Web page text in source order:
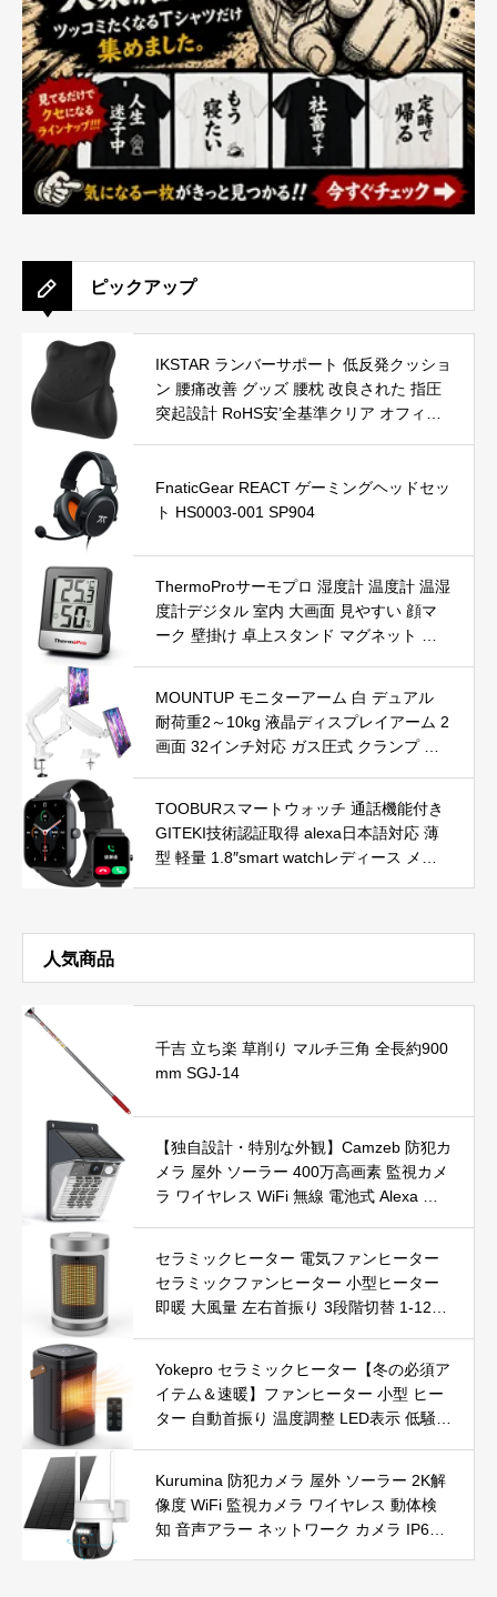
ピックアップ
IKSTAR ランバーサポート 低反発クッショ
ン 腰痛改善 グッズ 腰枕 改良された 指圧
突起設計 RoHS安’全基準クリア オフィス
FnaticGear REACT ゲーミングヘッドセッ
ト HS0003-001 SP904
ThermoProサーモプロ 湿度計 温度計 温湿
度計デジタル 室内 大画面 見やすい 顔マ
ーク 壁掛け 卓上スタンド マグネット ブ
MOUNTUP モニターアーム 白 デュアル
耐荷重2～10kg 液晶ディスプレイアーム 2
画面 32インチ対応 ガス圧式 クランプ グ
7
TOOBURスマートウォッチ 通話機能付き
GITEKI技術認証取得 alexa日本語対応 薄
型 軽量 1.8″smart watchレディース メン
録 腕時計デジタル ストレス 睡眠管理 ア
度調整 リモート撮影 音楽制御 長時間バッ
テリー持ち
人気商品
千吉 立ち楽 草削り マルチ三角 全長約900
mm SGJ-14
【独自設計・特別な外観】Camzeb 防犯カ
メラ 屋外 ソーラー 400万高画素 監視カメ
ラ ワイヤレス WiFi 無線 電池式 Alexa 赤
録画 IP66防水 遠隔操作
セラミックヒーター 電気ファンヒーター
セラミックファンヒーター 小型ヒーター
即暖 大風量 左右首振り 3段階切替 1-12時
SE認証済 暖房器具
Yokepro セラミックヒーター【冬の必須ア
イテム＆速暖】ファンヒーター 小型 ヒー
ター 自動首振り 温度調整 LED表示 低騒音
護【タイマー機能】【リモコン付き】 持
ち運び便利 電気ヒーター 脱衣所 足元 ト
イレ オフィス キッチン リビング 寝室 書
斎 日本語説明書付 ブラック
Kurumina 防犯カメラ 屋外 ソーラー 2K解
像度 WiFi 監視カメラ ワイヤレス 動体検
知 音声アラー ネットワーク カメラ IP65